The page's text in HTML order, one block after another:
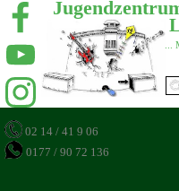
...
02 14 / 41 9 06
0177 / 90 72 136